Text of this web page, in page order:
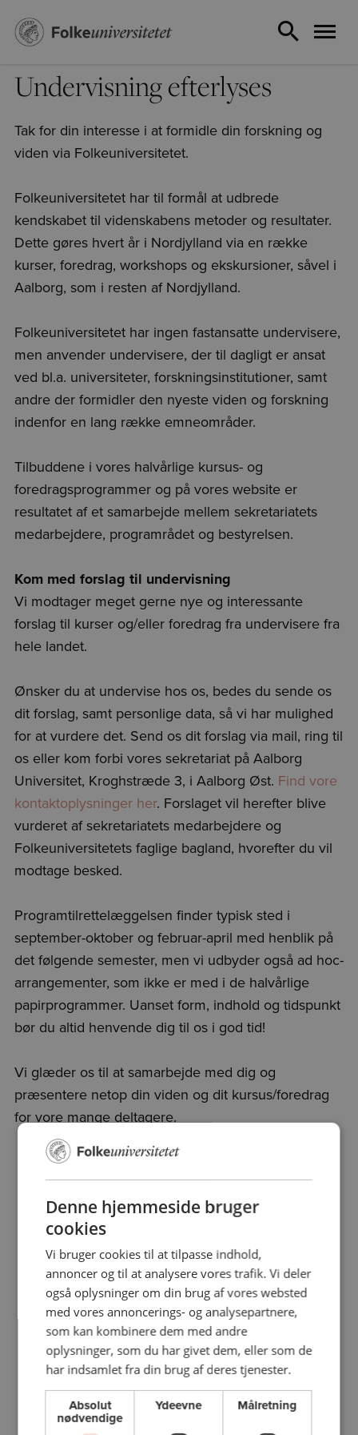
Undervisning efterlyses
Tak for din interesse i at formidle din forskning og
viden via Folkeuniversitetet.
Folkeuniversitetet har til formål at udbrede
kendskabet til videnskabens metoder og resultater.
Dette gøres hvert år i Nordjylland via en række
kurser, foredrag, workshops og ekskursioner, såvel i
Aalborg, som i resten af Nordjylland.
Folkeuniversitetet har ingen fastansatte undervisere,
men anvender undervisere, der til dagligt er ansat
ved bl.a. universiteter, forskningsinstitutioner, samt
andre der formidler den nyeste viden og forskning
indenfor en lang række emneområder.
Tilbuddene i vores halvårlige kursus- og
foredragsprogrammer og på vores website er
resultatet af et samarbejde mellem sekretariatets
medarbejdere, programrådet og bestyrelsen.
Kom med forslag til undervisning
Vi modtager meget gerne nye og interessante
forslag til kurser og/eller foredrag fra undervisere fra
hele landet.
Ønsker du at undervise hos os, bedes du sende os
dit forslag, samt personlige data, så vi har mulighed
for at vurdere det. Send os dit forslag via mail, ring til
os eller kom forbi vores sekretariat på Aalborg
Universitet, Kroghstræde 3, i Aalborg Øst. Find vore
kontaktoplysninger her. Forslaget vil herefter blive
vurderet af sekretariatets medarbejdere og
Folkeuniversitetets faglige bagland, hvorefter du vil
modtage besked.
Programtilrettelæggelsen finder typisk sted i
september-oktober og februar-april med henblik på
det følgende semester, men vi udbyder også ad hoc-
arrangementer, som ikke er med i de halvårlige
papirprogrammer. Uanset form, indhold og tidspunkt
bør du altid henvende dig til os i god tid!
Vi glæder os til at samarbejde med dig og
præsentere netop din viden og dit kursus/foredrag
for vore mange deltagere.
Information til undervisere
Honorarsatser og regler
Praktisk information til undervisere i Aalborg
Til undervisere: Sådan logger du ind på din profil
Denne hjemmeside bruger
cookies
Vi bruger cookies til at tilpasse indhold,
annoncer og til at analysere vores trafik. Vi deler
også oplysninger om din brug af vores websted
med vores annoncerings- og analysepartnere,
som kan kombinere dem med andre
oplysninger, som du har givet dem, eller som de
har indsamlet fra din brug af deres tjenester.
Absolut
nødvendige
Ydeevne Målretning